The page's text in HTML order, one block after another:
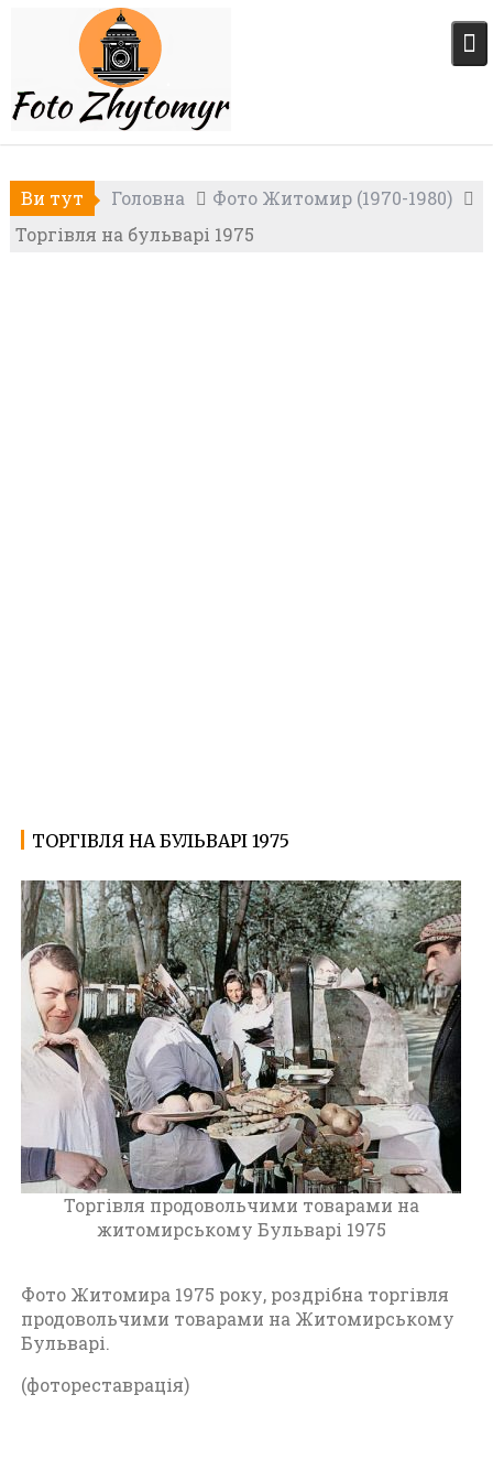
Ви тут Головна
Фото Житомир (1970-1980)
Торгівля на бульварі 1975
25.08.2023
Ф
т
о
Ж
и
т
о
м
и
р
(
1
9
7
0
-
8
0
ТОРГІВЛЯ НА БУЛЬВАРІ 1975
Торгівля продовольчими товарами на
житомирському Бульварі 1975
Фото Житомира 1975 року, роздрібна торгівля
продовольчими товарами на Житомирському
Бульварі.
(фотореставрація)